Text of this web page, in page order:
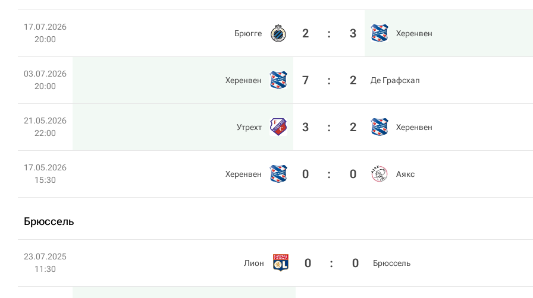
17.07.2026
20:00
Брюгге 2 : 3 Херенвен
03.07.2026
20:00
Херенвен 7 : 2 Де Графсхап
21.05.2026
22:00
Утрехт 3 : 2 Херенвен
17.05.2026
15:30
Херенвен 0 : 0 Аякс
Брюссель
23.07.2025
11:30
Лион 0 : 0 Брюссель